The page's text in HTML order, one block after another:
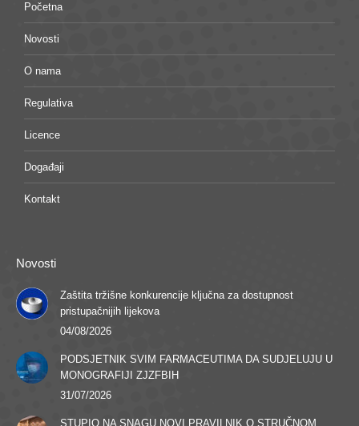
Početna
Novosti
O nama
Regulativa
Licence
Događaji
Kontakt
Novosti
Zaštita tržišne konkurencije ključna za dostupnost
pristupačnijih lijekova
04/08/2026
PODSJETNIK SVIM FARMACEUTIMA DA SUDJELUJU U
MONOGRAFIJI ZJZFBIH
31/07/2026
STUPIO NA SNAGU NOVI PRAVILNIK O STRUČNOM